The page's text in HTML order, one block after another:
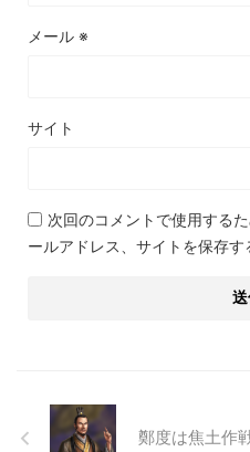
メール ※
サイト
次回のコメントで使用する
ールアドレス、サイトを保存す
鄭度は焦土作